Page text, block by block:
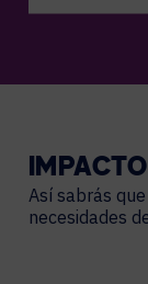
IMPACTO
Así sabrás
necesidades